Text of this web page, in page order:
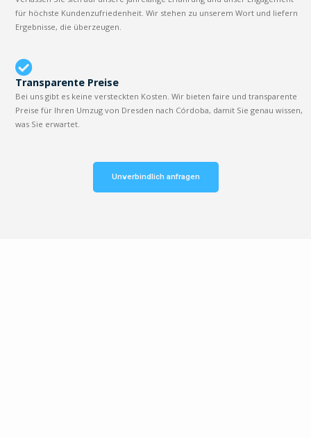
für höchste Kundenzufriedenheit. Wir stehen zu unserem Wort und liefern
Ergebnisse, die überzeugen.
Transparente Preise
Bei uns gibt es keine versteckten Kosten. Wir bieten faire und transparente
Preise für Ihren Umzug von Dresden nach Córdoba, damit Sie genau wissen,
was Sie erwartet.
Unverbindlich anfragen